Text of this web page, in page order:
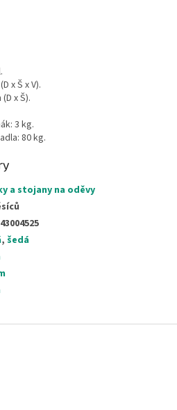
x Š x V).
x Š).
3 kg.
80 kg.
a stojany na oděvy
, šedá